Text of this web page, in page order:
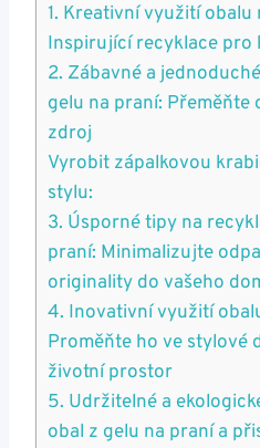
1. Kreativní využití obalu
Inspirující recyklace
2. Zábavné a
gelu na praní: Přeměňte​
zdroj
Vyrobit zápalkovou
stylu:
3. Úsporné tipy na
praní: Minimalizujte
originality do vašeho
4. Inovativní využití
Proměňte ho ve stylové
životní prostor
5. Udržitelné a
obal ‌z gelu ​na‌ praní a